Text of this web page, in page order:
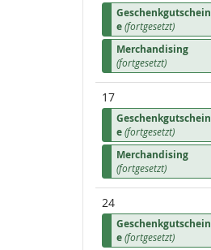
Geschenkgutschein
e(fortgesetzt)
Merchandising
(fortgesetzt)
17
Geschenkgutschein
e(fortgesetzt)
Merchandising
(fortgesetzt)
24
Geschenkgutschein
e(fortgesetzt)